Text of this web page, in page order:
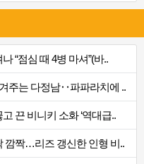
“점심 때 4병 마셔”(바..
주는 다정남‥파파라치에 ..
끈 비니키 소화 ‘역대급..
깜짝…리즈 갱신한 인형 비..